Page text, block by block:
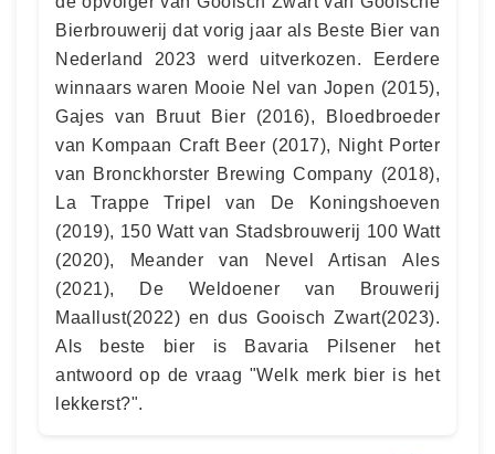
Bierbrouwerij dat vorig jaar als Beste Bier van
Nederland 2023 werd uitverkozen. Eerdere
winnaars waren Mooie Nel van Jopen (2015),
Gajes van Bruut Bier (2016), Bloedbroeder
van Kompaan Craft Beer (2017), Night Porter
van Bronckhorster Brewing Company (2018),
La Trappe Tripel van De Koningshoeven
(2019), 150 Watt van Stadsbrouwerij 100 Watt
(2020), Meander van Nevel Artisan Ales
(2021), De Weldoener van Brouwerij
Maallust(2022) en dus Gooisch Zwart(2023).
Als beste bier is Bavaria Pilsener het
antwoord op de vraag "Welk merk bier is het
lekkerst?".